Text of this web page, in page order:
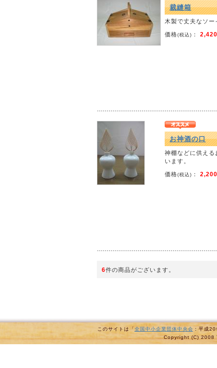
裁縫箱
木製で丈夫なソ
価格(税込) ：
お神酒の口
神棚などに供え
います。
価格(税込) ：
6件の商品がございます。
このサイトは「全国中小企業団体中央会 ：平成
Copyright (C) 2008